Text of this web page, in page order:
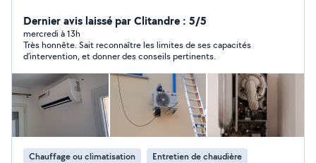
énergies renouvelables. Titulaire d'un Bac Pro spécialisé,
je suis sérieux, réactif et équipé pour intervenir
rapidement chez vous, que ce soit pour une mise en
service, une maintenance préventive ou un dépannage
urgent. Mise en service, entretien, maintenance et
dépannage d'équipements thermiques fioul, gaz, PAC,
bois, granulés et climatisation. N'hésitez pas à me
contacter, je me déplace avec plaisir pour vous aider,
vous conseiller ou résoudre votre problème
efficacement.
Dernier avis laissé par Clitandre : 5/5
mercredi à 13h
Très honnête. Sait reconnaître les limites de ses capacités
d'intervention, et donner des conseils pertinents.
Chauffage ou climatisation Entretien de chaudière